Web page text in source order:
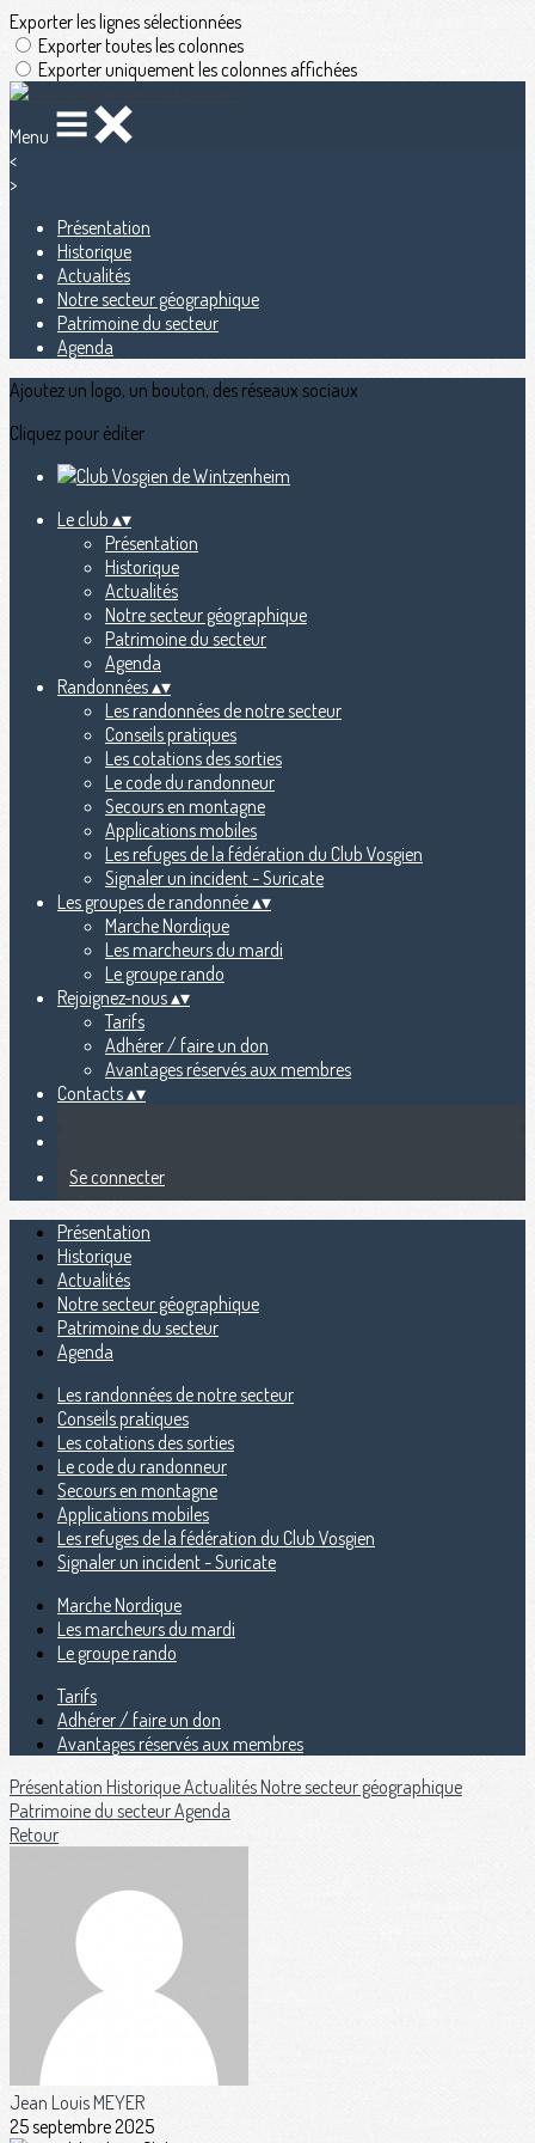
Exporter les lignes sélectionnées
Exporter toutes les colonnes
Exporter uniquement les colonnes affichées
Menu
<
>
Présentation
Historique
Actualités
Notre secteur géographique
Patrimoine du secteur
Agenda
Ajoutez un logo, un bouton, des réseaux sociaux
Cliquez pour éditer
Le club ▴▾
Présentation
Historique
Actualités
Notre secteur géographique
Patrimoine du secteur
Agenda
Randonnées▴▾
Les randonnées de notre secteur
Conseils pratiques
Les cotations des sorties
Le code du randonneur
Secours en montagne
Applications mobiles
Les refuges de la fédération du Club Vosgien
Signaler un incident - Suricate
Les groupes de randonnée▴▾
Marche Nordique
Les marcheurs du mardi
Le groupe rando
Rejoignez-nous▴▾
Tarifs
Adhérer / faire un don
Avantages réservés aux membres
Contacts▴▾
Se connecter
Présentation
Historique
Actualités
Notre secteur géographique
Patrimoine du secteur
Agenda
Les randonnées de notre secteur
Conseils pratiques
Les cotations des sorties
Le code du randonneur
Secours en montagne
Applications mobiles
Les refuges de la fédération du Club Vosgien
Signaler un incident - Suricate
Marche Nordique
Les marcheurs du mardi
Le groupe rando
Tarifs
Adhérer / faire un don
Avantages réservés aux membres
Présentation HistoriqueActualitésNotre secteur géographique
Patrimoine du secteurAgenda
Retour
Jean Louis MEYER
25 septembre 2025